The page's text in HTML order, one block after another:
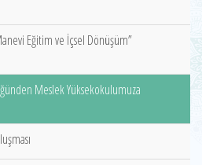
Eğitim ve İçsel Dönüşüm”
Meslek Yüksekokulumuza